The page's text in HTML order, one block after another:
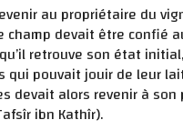
au propriétaire du
champ devait être confié
retrouve son état
pouvait jouir de leur
devait alors revenir à
ibn Kathîr).